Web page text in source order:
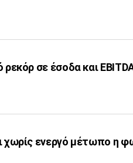
ρεκόρ σε έσοδα και
χωρίς ενεργό μέτωπο η